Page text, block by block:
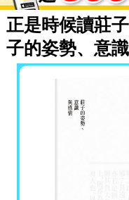
正是時候讀莊
子的姿勢、意